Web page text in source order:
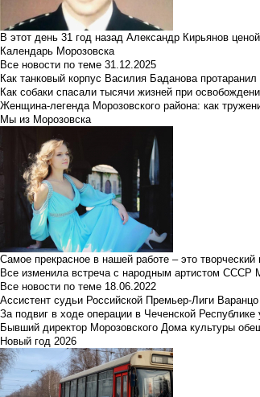
В этот день 31 год назад Александр Кирьянов
Календарь Морозовска
Все новости по теме 31.12.2025
Как танковый корпус Василия Баданова
Как собаки спасали тысячи жизней при
Женщина-легенда Морозовского района: как
Мы из Морозовска
Самое прекрасное в нашей работе – это
Все изменила встреча с народным артистом
Все новости по теме 18.06.2022
Ассистент судьи Российской Премьер-Лиги
За подвиг в ходе операции в Чеченской
Бывший директор Морозовского Дома культуры
Новый год 2026